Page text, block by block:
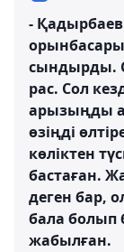
-
сындырды.
рас. Сол
арызыңды
өзіңді
көліктен
бастаған.
деген бар,
бала болып
жабылған.